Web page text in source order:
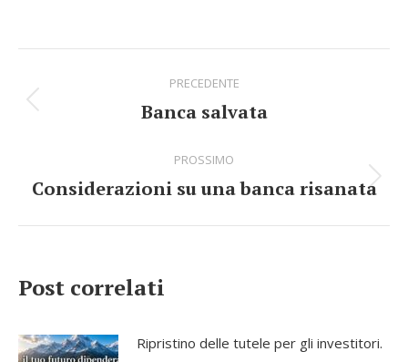
Facebook
X
PinterestWhatsAppLinkedIn
di
navigazione
PRECEDENTE
Stile
Banca salvata
PROSSIMO
Numero
Considerazioni su una banca risanata
Post correlati
Ripristino delle tutele per gli investitori.